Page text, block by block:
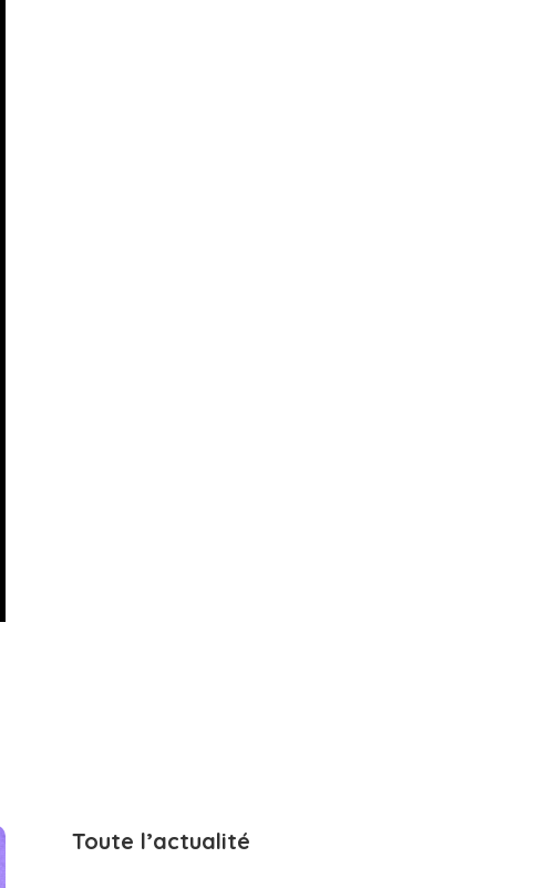
Toute l’actualité